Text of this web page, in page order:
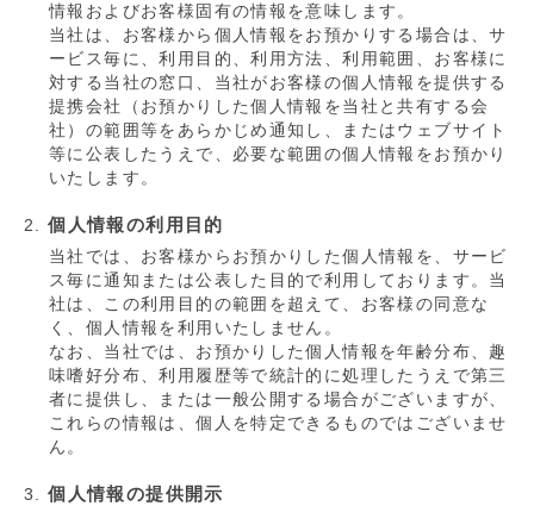
情報およびお客様固有の情報を意味します。
当社は、お客様から個人情報をお預かりする場合は、サ
ービス毎に、利用目的、利用方法、利用範囲、お客様に
対する当社の窓口、当社がお客様の個人情報を提供する
提携会社（お預かりした個人情報を当社と共有する会
社）の範囲等をあらかじめ通知し、またはウェブサイト
等に公表したうえで、必要な範囲の個人情報をお預かり
いたします。
個人情報の利用目的
当社では、お客様からお預かりした個人情報を、サービ
ス毎に通知または公表した目的で利用しております。当
社は、この利用目的の範囲を超えて、お客様の同意な
く、個人情報を利用いたしません。
なお、当社では、お預かりした個人情報を年齢分布、趣
味嗜好分布、利用履歴等で統計的に処理したうえで第三
者に提供し、または一般公開する場合がございますが、
これらの情報は、個人を特定できるものではございませ
ん。
個人情報の提供開示